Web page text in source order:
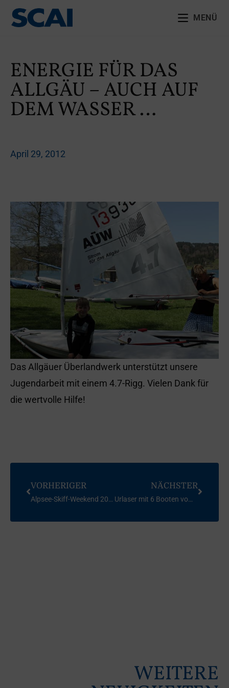
MENÜ
ENERGIE FÜR DAS
ALLGÄU – AUCH AUF
DEM WASSER …
April 29, 2012
Das Allgäuer Überlandwerk unterstützt unsere
Jugendarbeit mit einem 4.7-Rigg. Vielen Dank für
die wertvolle Hilfe!
VORHERIGER
Alpsee-Skiff-Weekend 2011
NÄCHSTER
Urlaser mit 6 Booten vom SCAI
WEITERE